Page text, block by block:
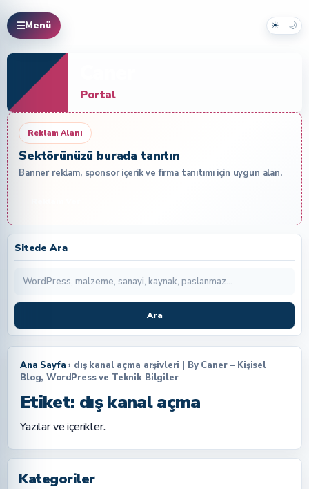
Menü ☀ 🌙
Portal
Reklam Alanı
Sektörünüzü burada tanıtın
Banner reklam, sponsor içerik ve firma tanıtımı için uygun alan.
Sitede Ara
Ara
Ana Sayfa › dış kanal açma arşivleri | By Caner – Kişisel
Blog, WordPress ve Teknik Bilgiler
Etiket: dış kanal açma
Yazılar ve içerikler.
Kategoriler